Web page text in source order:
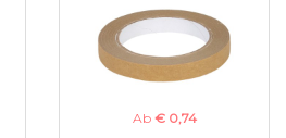
Ab € 0,74